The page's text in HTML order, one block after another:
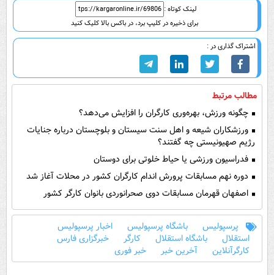
لینک کوتاه :
برای ذخیره در کلیپ برد، در باکس بالا کلیک کنید
اشتراک گذاری در :
مطالب مرتبط
چگونه ورزش، بهره‌وری کارگران را افزایش می‌دهد؟
ورزشکاران شیعه و اهل سنت سیستان و بلوچستان درباره جنایات
رژیم صهیونیستی چه گفتند؟
فدراسیون ورزشی یا حیاط خلوتی برای دوستان
دوره نهم مسابقات پرورش اندام کارگران کشور در محلات آغاز شد
اصفهان قهرمان مسابقات دوی صحرانوردی بانوان کارگر کشور
پرسپولیس باشگاه پرسپولیس
اخبار پرسپولیس
استقلال
باشگاه استقلال کارگر
خبرگزاری فارس
کارگرآنلاین
آخرین خبر خبر فوری